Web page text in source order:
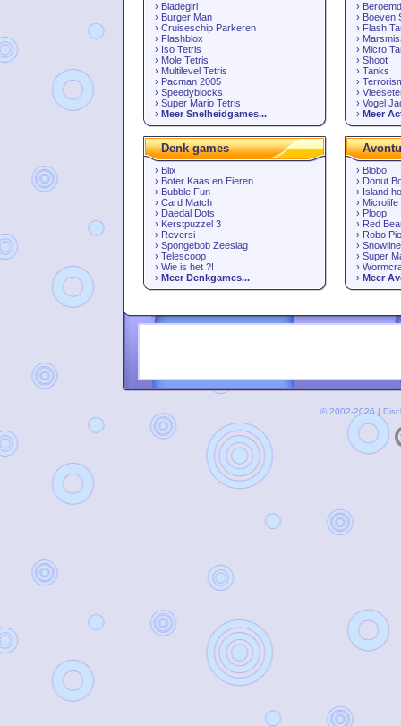
› Bladegirl
› Burger Man
› Cruiseschip Parkeren
› Flashblox
› Iso Tetris
› Mole Tetris
› Multilevel Tetris
› Pacman 2005
› Speedyblocks
› Super Mario Tetris
› Meer Snelheidgames...
›
› Boeven
› Flash
›
› Micro
› Shoot
› Tanks
›
›
› Vogel
› Meer
Denk games
› Blix
› Boter Kaas en Eieren
› Bubble Fun
› Card Match
› Daedal Dots
› Kerstpuzzel 3
› Reversi
› Spongebob Zeeslag
› Telescoop
› Wie is het ?!
› Meer Denkgames...
› Blobo
› Donut
› Island
› Microlife
› Ploop
› Red
› Robo
› Snowline
› Super
›
› Meer
© 2002-2026 |